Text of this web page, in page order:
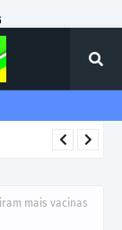
mais vacinas